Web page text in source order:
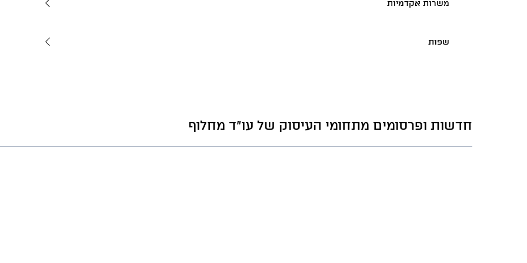
משרות אקדמיות
שפות
חדשות ופרסומים מתחומי העיסוק של עו"ד מחלוף